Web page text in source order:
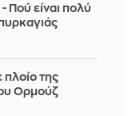
Πού είναι πολύ
της
Ορμούζ